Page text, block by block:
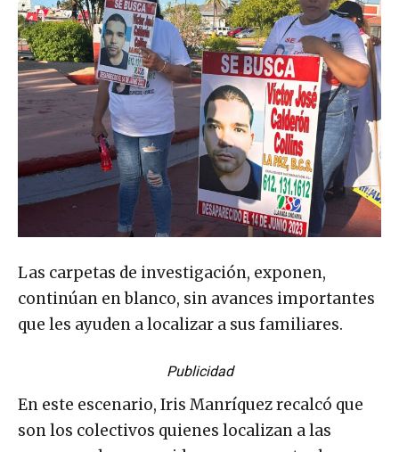
Las carpetas de investigación, exponen,
continúan en blanco, sin avances importantes
que les ayuden a localizar a sus familiares.
Publicidad
En este escenario, Iris Manríquez recalcó que
son los colectivos quienes localizan a las